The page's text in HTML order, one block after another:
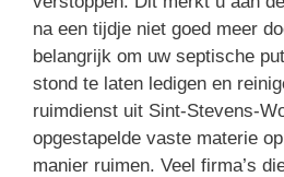
na een tijdje niet goed meer
belangrijk om uw septische
stond te laten ledigen en
ruimdienst uit Sint-Stevens-
opgestapelde vaste materie
manier ruimen. Veel firma’s